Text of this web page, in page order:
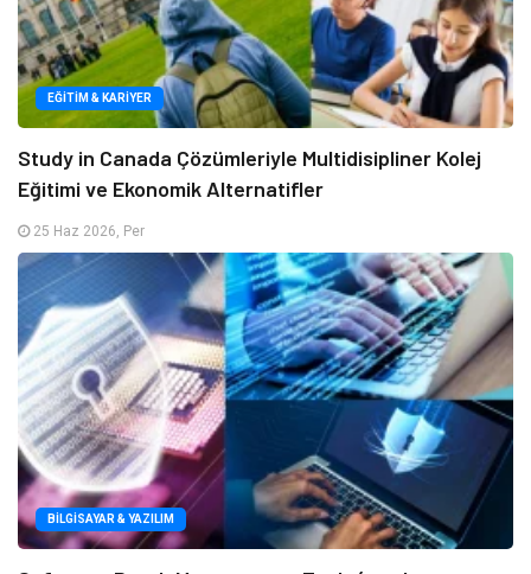
EĞITIM & KARIYER
Study in Canada Çözümleriyle Multidisipliner Kolej
Eğitimi ve Ekonomik Alternatifler
25 Haz 2026, Per
BILGISAYAR & YAZILIM